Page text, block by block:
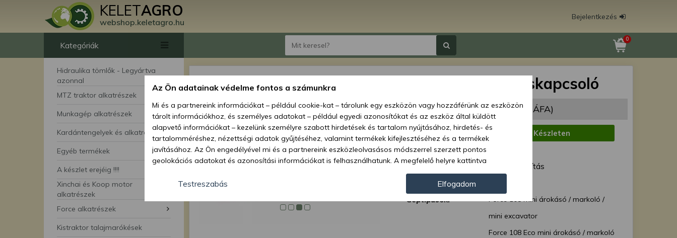
KELETAGRO
webshop.keletagro.hu
Bejelentkezés
Kategóriák
Hidraulika tömlők - Legyártva
azonnal
MTZ traktor alkatrészek
Munkagép alkatrészek
Kardántengelyek és alkatrészei
Egyéb termékek
A készlet erejéig !!!!
Xinchai és Koop motor
alkatrészek
Force alkatrészek
Kistraktor talajmarókések
0
Force 108 gyújtáskapcsoló
Ár: 11 985 Ft (9 437 Ft + ÁFA)
Elérhetőség:
Készleten
Szállítás:
Szállítási mód:
Normál szállítás
Cikkszám:
Géptípusok:
Force 108 mini árokásó / markoló /
mini excavator
Force 108 Eco mini árokásó / markoló
Az Ön adatainak védelme fontos a számunkra
Mi és a partnereink információkat – például cookie-kat – tárolunk egy eszközön vagy hozzáférünk az eszközön
tárolt információkhoz, és személyes adatokat – például egyedi azonosítókat és az eszköz által küldött
alapvető információkat – kezelünk személyre szabott hirdetések és tartalom nyújtásához, hirdetés- és
tartalomméréshez, nézettségi adatok gyűjtéséhez, valamint termékek kifejlesztéséhez és a termékek
javításához. Az Ön engedélyével mi és a partnereink eszközleolvasásos módszerrel szerzett pontos
geolokációs adatokat és azonosítási információkat is felhasználhatunk. A megfelelő helyre kattintva
hozzájárulhat ahhoz, hogy mi és a partnereink a fent leírtak szerint adatkezelést végezzünk. Másik
lehetőségként a hozzájárulás megadása vagy elutasítása előtt részletesebb információkhoz juthat, és
megváltoztathatja beállításait. Felhívjuk figyelmét, hogy személyes adatainak bizonyos kezeléséhez nem
feltétlenül szükséges az Ön hozzájárulása, de jogában áll tiltakozni az ilyen jellegű adatkezelés ellen. A
beállításai csak erre a weboldalra érvényesek. Erre a webhelyre visszatérve vagy az adatvédelmi szabályzatunk
Testreszabás Elfogadom